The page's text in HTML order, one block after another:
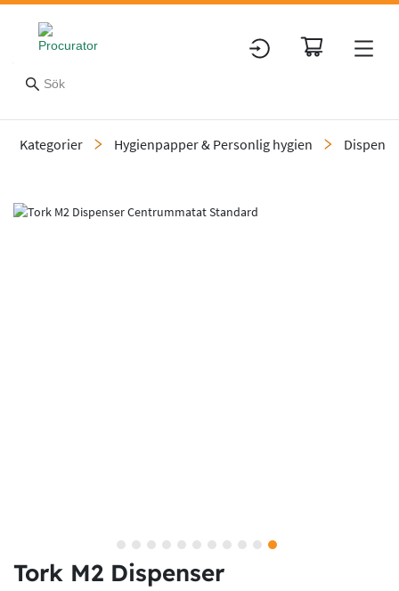
Kategorier Hygienpapper & Personlig hygien
Slide 11 of 11
Tork M2 Dispenser